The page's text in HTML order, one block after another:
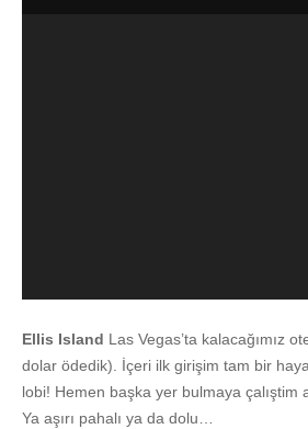
Ellis Island Las Vegas’ta kalacağımız
dolar ödedik). İçeri ilk girişim tam bir hayal
lobi! Hemen başka yer bulmaya çalıştim
Ya aşırı pahalı ya da dolu…